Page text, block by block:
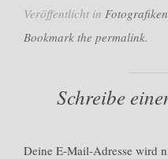
Veröffentlicht in Fotografiken
Bookmark the permalink.
Schreibe
Deine E-Mail-Adresse wird